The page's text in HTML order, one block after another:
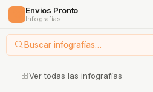
Envíos Pronto
Infografías
Buscar infografías…
Ver todas las infografías